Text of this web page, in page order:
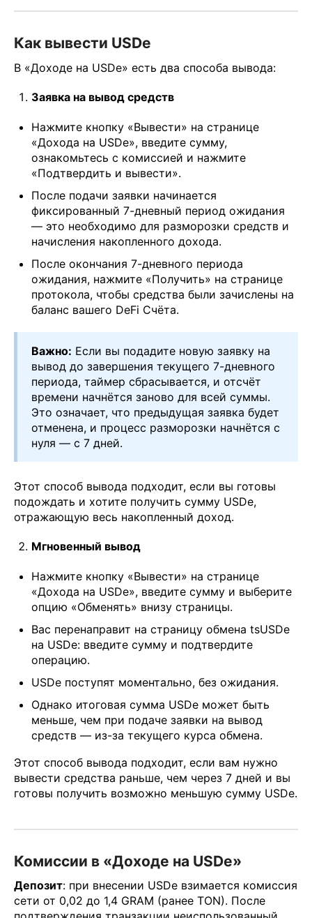
Как вывести USDe
В «Доходе на USDe» есть два способа вывода:
Заявка на вывод средств
Нажмите кнопку «Вывести» на странице
«Дохода на USDe», введите сумму,
ознакомьтесь с комиссией и нажмите
«Подтвердить и вывести».
После подачи заявки начинается
фиксированный 7-дневный период ожидания
— это необходимо для разморозки средств и
начисления накопленного дохода.
После окончания 7-дневного периода
ожидания, нажмите «Получить» на странице
протокола, чтобы средства были зачислены на
баланс вашего DeFi Счёта.
Важно: Если вы подадите новую заявку на
вывод до завершения текущего 7-дневного
периода, таймер сбрасывается, и отсчёт
времени начнётся заново для всей суммы.
Это означает, что предыдущая заявка будет
отменена, и процесс разморозки начнётся с
нуля — с 7 дней.
Этот способ вывода подходит, если вы готовы
подождать и хотите получить сумму USDe,
отражающую весь накопленный доход.
Мгновенный вывод
Нажмите кнопку «Вывести» на странице
«Дохода на USDe», введите сумму и выберите
опцию «Обменять» внизу страницы.
Вас перенаправит на страницу обмена tsUSDe
на USDe: введите сумму и подтвердите
операцию.
USDe поступят моментально, без ожидания.
Однако итоговая сумма USDe может быть
меньше, чем при подаче заявки на вывод
средств — из-за текущего курса обмена.
Этот способ вывода подходит, если вам нужно
вывести средства раньше, чем через 7 дней и вы
готовы получить возможно меньшую сумму USDe.
Комиссии в «Доходе на USDe»
Депозит: при внесении USDe взимается комиссия
сети от 0,02 до 1,4 GRAM (ранее TON). После